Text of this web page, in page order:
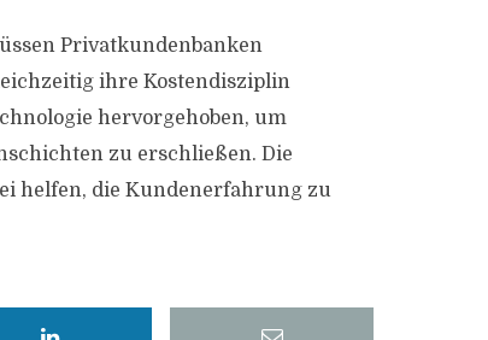
Privatkundenbanken
ihre Kostendisziplin
hervorgehoben, um
zu erschließen. Die
helfen, die Kundenerfahrung zu